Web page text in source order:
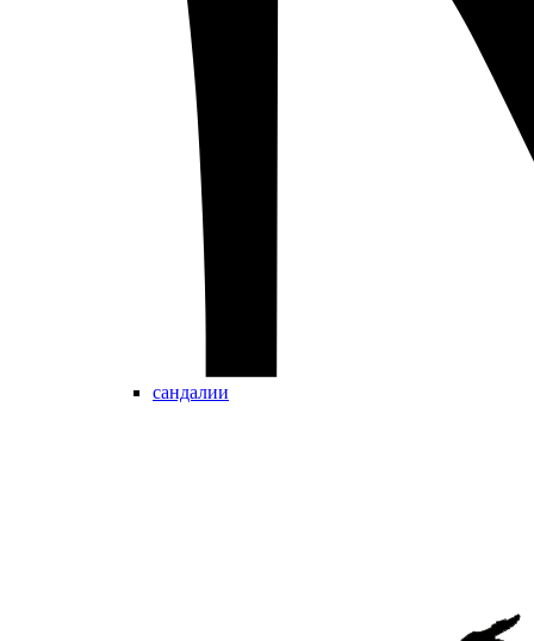
сандалии